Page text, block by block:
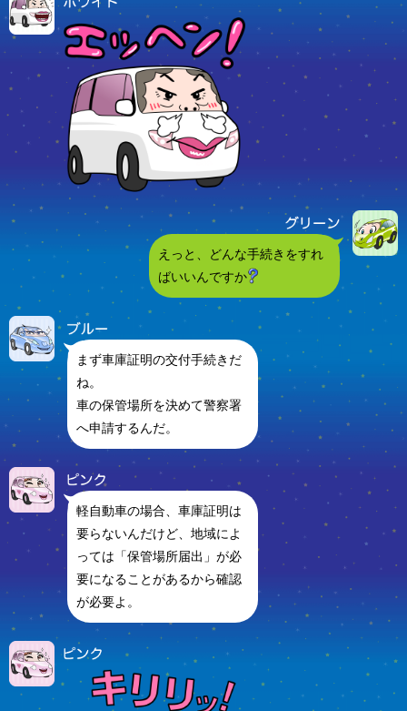
えっと、どんな手続きをすれ
ばいいんですか
まず車庫証明の交付手続きだ
ね。
車の保管場所を決めて警察署
へ申請するんだ。
軽自動車の場合、車庫証明は
要らないんだけど、地域によ
っては「保管場所届出」が必
要になることがあるから確認
が必要よ。